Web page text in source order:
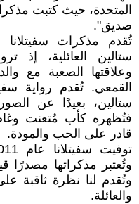
المتحدة، حيث كتبت
صديق".
تُقدم مذكرات
ستالين العائلية، إذ
وعلاقتها الصعبة مع
القمعي. تُقدم رواية
ستالين، بعيدًا عن
فتُظهره كأب مُتعنت
قادر على الحب والمودة.
وتُعتبر مذكراتها مصدرًا
وتُقدم لنا نظرة ثاقبة
والعائلة.